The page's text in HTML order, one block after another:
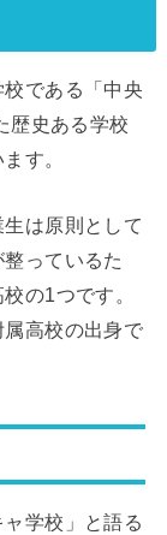
である「中央
歴史ある学校
す。
は原則として
っているた
の1つです。
高校の出身で
学校」と語る